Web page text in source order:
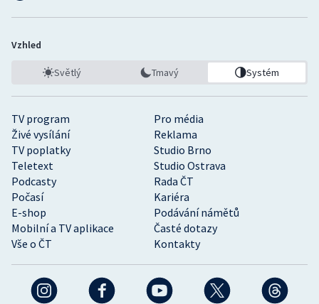
TV program
Pro média
Živé vysílání
Reklama
TV poplatky
Studio Brno
Teletext
Studio Ostrava
Podcasty
Rada ČT
Počasí
Kariéra
E-shop
Podávání námětů
Mobilní a TV aplikace
Časté dotazy
Vše o ČT
Kontakty
Vzhled
Světlý Tmavý Systém